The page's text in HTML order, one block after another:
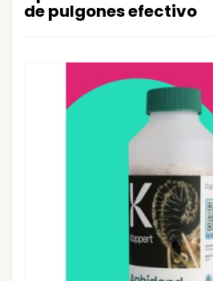
de pulgones efectivo